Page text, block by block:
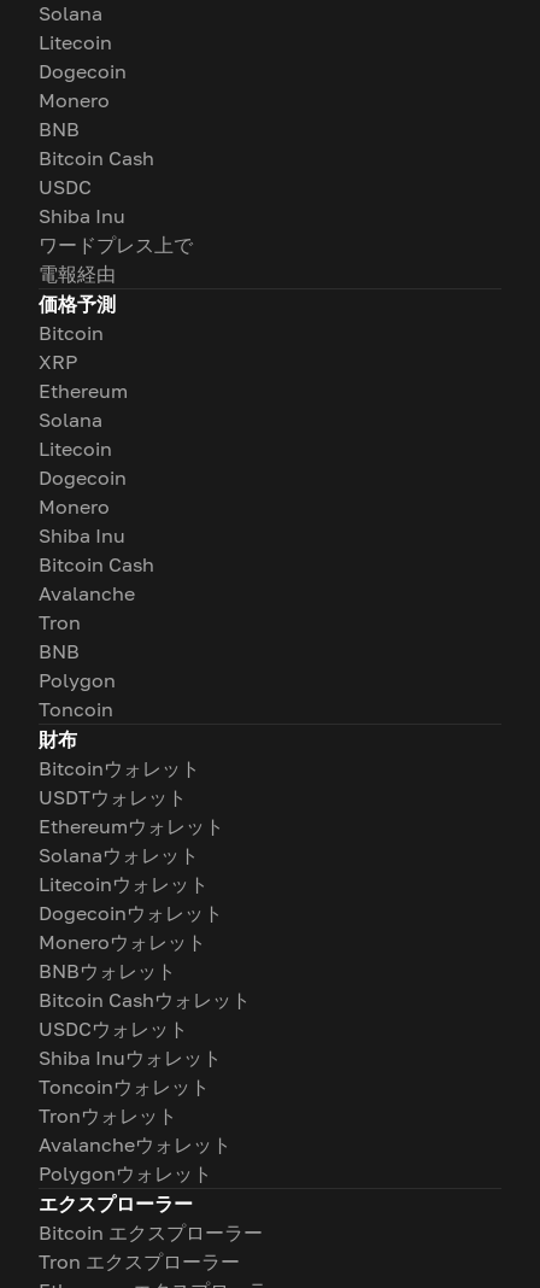
Solana
Litecoin
Dogecoin
Monero
BNB
Bitcoin Cash
USDC
Shiba Inu
ワードプレス上で
電報経由
価格予測
Bitcoin
XRP
Ethereum
Solana
Litecoin
Dogecoin
Monero
Shiba Inu
Bitcoin Cash
Avalanche
Tron
BNB
Polygon
Toncoin
財布
Bitcoinウォレット
USDTウォレット
Ethereumウォレット
Solanaウォレット
Litecoinウォレット
Dogecoinウォレット
Moneroウォレット
BNBウォレット
Bitcoin Cashウォレット
USDCウォレット
Shiba Inuウォレット
Toncoinウォレット
Tronウォレット
Avalancheウォレット
Polygonウォレット
エクスプローラー
Bitcoin エクスプローラー
Tron エクスプローラー